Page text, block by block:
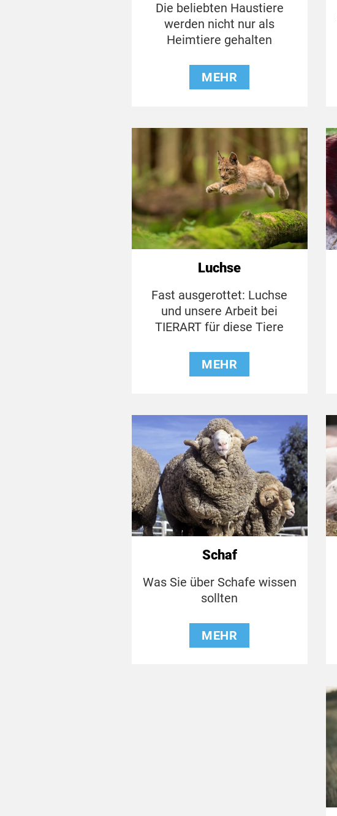
Die beliebten Haustiere
werden nicht nur als
Heimtiere gehalten
MEHR
Luchse
Fast ausgerottet: Luchse
und unsere Arbeit bei
TIERART für diese Tiere
MEHR
Schaf
Was Sie über Schafe wissen
sollten
MEHR